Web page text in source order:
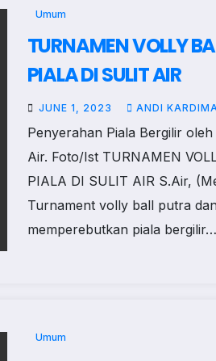
Umum
TURNAMEN VOLLY
PIALA DI SULIT AIR
JUNE 1, 2023 ANDI
Penyerahan Piala Bergilir
Air. Foto/Ist TURNAMEN
PIALA DI SULIT AIR S.Air,
Turnament volly ball putra
memperebutkan piala bergilir…
Umum